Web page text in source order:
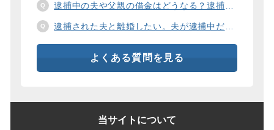
逮捕中の夫や父親の借金はどうなる？逮捕中の借金の支払い方法は。
逮捕された夫と離婚したい。夫が逮捕中だと慰謝料は増えるの？
よくある質問を見る
当サイトについて